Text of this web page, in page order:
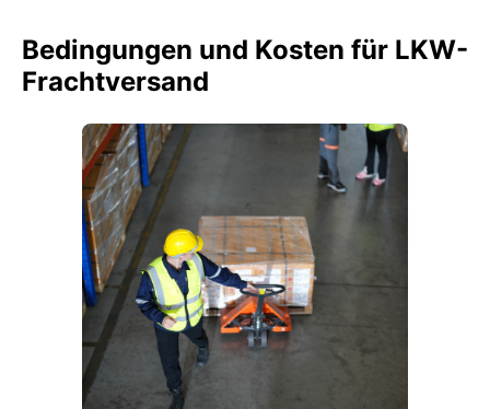
Bedingungen und Kosten für LKW-
Frachtversand